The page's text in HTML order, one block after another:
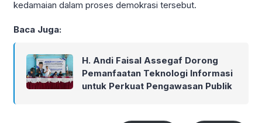
kedamaian dalam proses demokrasi tersebut.
Baca Juga:
H. Andi Faisal Assegaf Dorong
Pemanfaatan Teknologi Informasi
untuk Perkuat Pengawasan Publik